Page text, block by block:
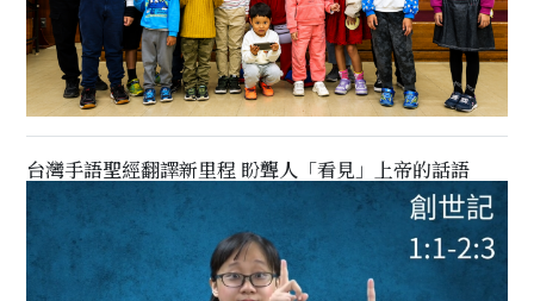
台灣手語聖經翻譯新里程 盼聾人「看見」上帝的話語